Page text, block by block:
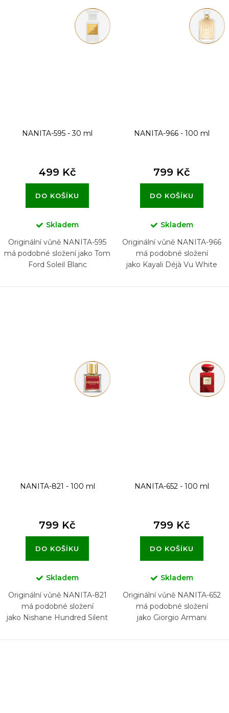
NANITA-595 - 30 ml
499 Kč
DO KOŠÍKU
Skladem
Originální vůně NANITA-595
má podobné složení jako Tom
Ford Soleil Blanc
NANITA-966 - 100 ml
799 Kč
DO KOŠÍKU
Skladem
Originální vůně NANITA-966
má podobné složení
jako Kayali Déjà Vu White
NANITA-821 - 100 ml
799 Kč
DO KOŠÍKU
Skladem
Originální vůně NANITA-821
má podobné složení
jako Nishane Hundred Silent
NANITA-652 - 100 ml
799 Kč
DO KOŠÍKU
Skladem
Originální vůně NANITA-652
má podobné složení
jako Giorgio Armani